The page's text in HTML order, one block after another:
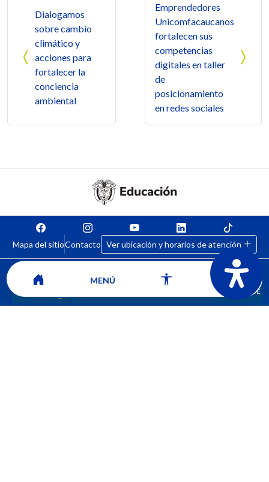
Dialogamos
sobre cambio
climático y
acciones para
fortalecer la
conciencia
ambiental
Emprendedores
Unicomfacaucanos
fortalecen sus
competencias
digitales en taller
de
posicionamiento
en redes sociales
Mapa del sitioContacto Ver ubicación y horarios de atención
MENÚ